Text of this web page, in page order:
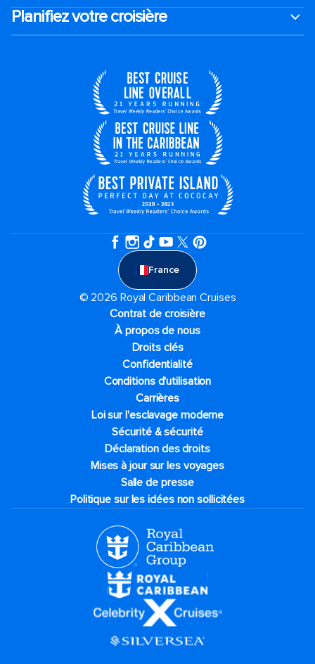
Planifiez votre croisière
France
© 2026 Royal Caribbean Cruises
Contrat de croisière
À propos de nous
Droits clés
Confidentialité
Conditions d'utilisation
Carrières
Loi sur l'esclavage moderne
Sécurité & sécurité
Déclaration des droits
Mises à jour sur les voyages
Salle de presse
Politique sur les idées non sollicitées